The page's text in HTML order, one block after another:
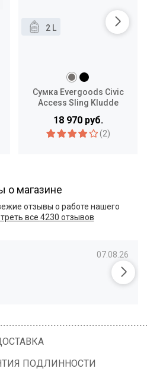
2 L
Сумка Evergoods Civic
Access Sling Kludde
18 970 руб.
(2)
о магазине
отзывы о работе нашего
все 4230 отзывов
07.08.26
ПОДЛИННОСТИ